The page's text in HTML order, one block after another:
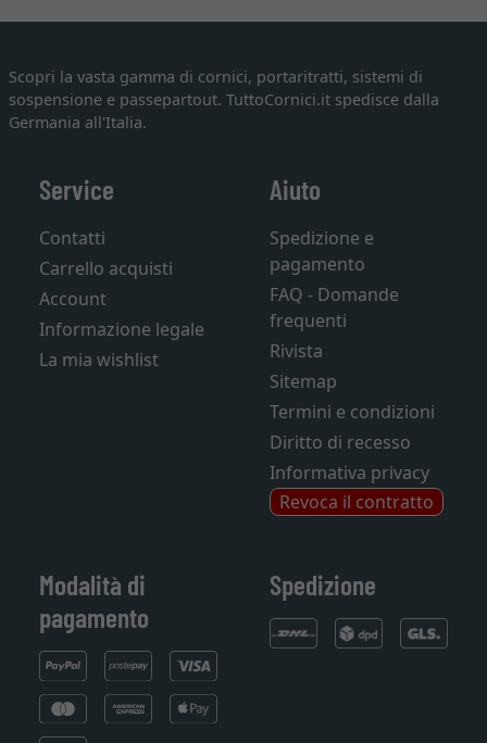
Scopri la vasta gamma di cornici, portaritratti, sistemi di
sospensione e passepartout. TuttoCornici.it spedisce dalla
Germania all'Italia.
Service
Contatti
Carrello acquisti
Account
Informazione legale
La mia wishlist
Aiuto
Spedizione e
pagamento
FAQ - Domande
frequenti
Rivista
Sitemap
Termini e condizioni
Diritto di recesso
Informativa privacy
Revoca il contratto
Modalità di
pagamento
Spedizione